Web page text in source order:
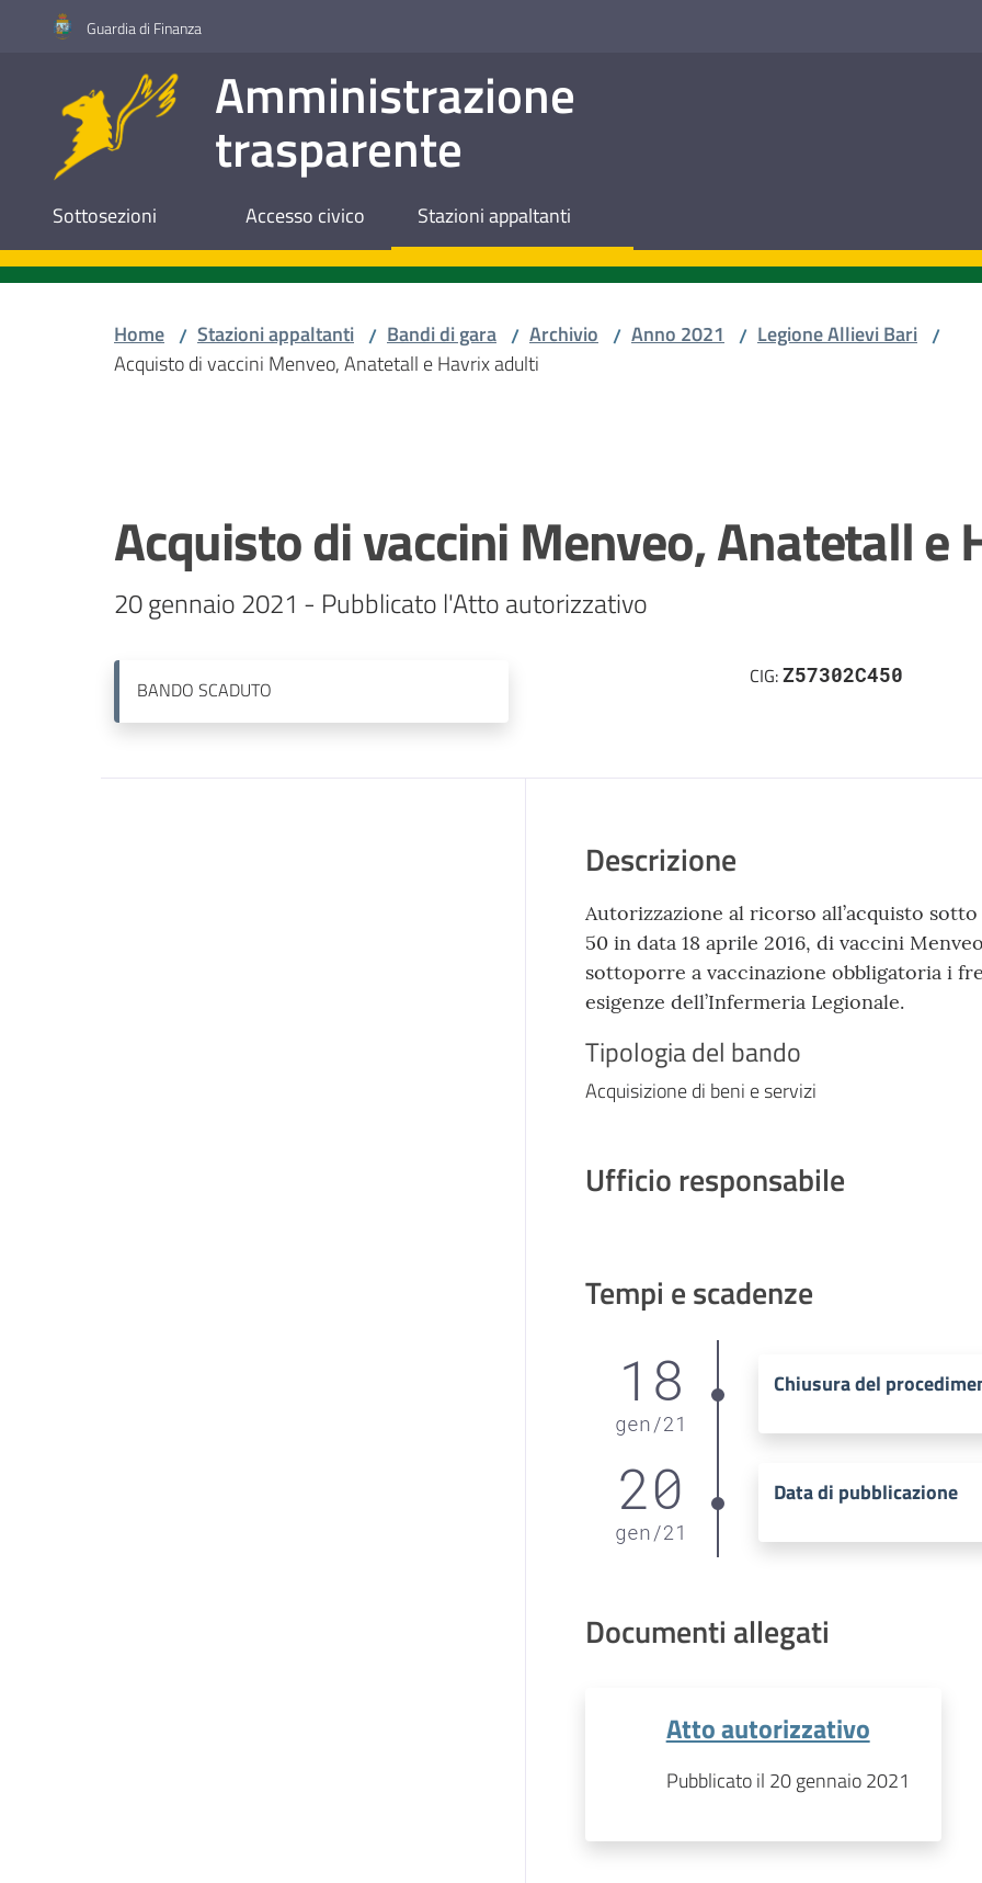
Vai al contenuto
Vai alla navigazione
Vai al footerGuardia di Finanza
Amministrazione
trasparente
Sottosezioni Accesso civico Stazioni appaltanti
Home / Stazioni appaltanti / Bandi di gara / Archivio / Anno 2021 / Legione Allievi Bari /
Acquisto di vaccini Menveo, Anatetall e Havrix adulti
Acquisto di vaccini Menveo, Anatetall e
20 gennaio 2021 - Pubblicato l'Atto autorizzativo
BANDO SCADUTO
CIG:Z57302C450
Descrizione
Autorizzazione al ricorso all’acquisto
50 in data 18 aprile 2016, di vaccini
sottoporre a vaccinazione obbligatoria i
esigenze dell’Infermeria Legionale.
Tipologia del bando
Acquisizione di beni e servizi
Ufficio responsabile
Tempi e scadenze
18
gen/21
Chiusura del
20
gen/21
Data di pubblicazione
Documenti allegati
Atto autorizzativo
Pubblicato il 20 gennaio 2021